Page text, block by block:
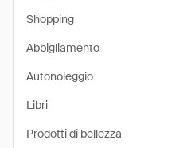
Shopping
Abbigliamento
Autonoleggio
Libri
Prodotti di bellezza